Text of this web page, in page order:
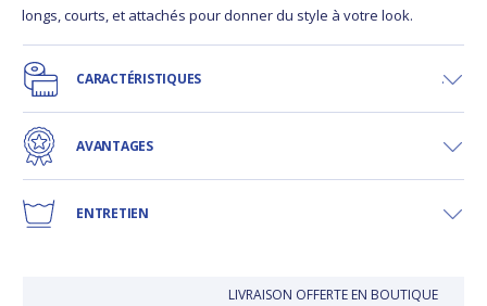
longs, courts, et attachés pour donner du style à votre look.
CARACTÉRISTIQUES
AVANTAGES
ENTRETIEN
LIVRAISON OFFERTE EN BOUTIQUE